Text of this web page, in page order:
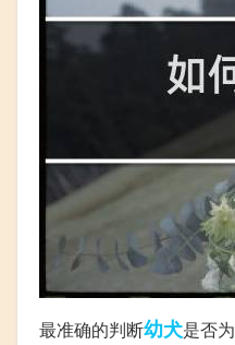
最准确的判断幼犬是否为